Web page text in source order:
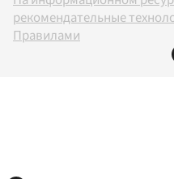
рекомендательные
Правилами